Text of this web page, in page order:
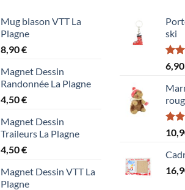
Mug blason VTT La
Plagne
8,90€
Magnet Dessin
Randonnée La Plagne
4,50€
Magnet Dessin
Traileurs La Plagne
4,50€
Magnet Dessin VTT La
Plagne
ski
Note
4.00
5
6,90
sur 5